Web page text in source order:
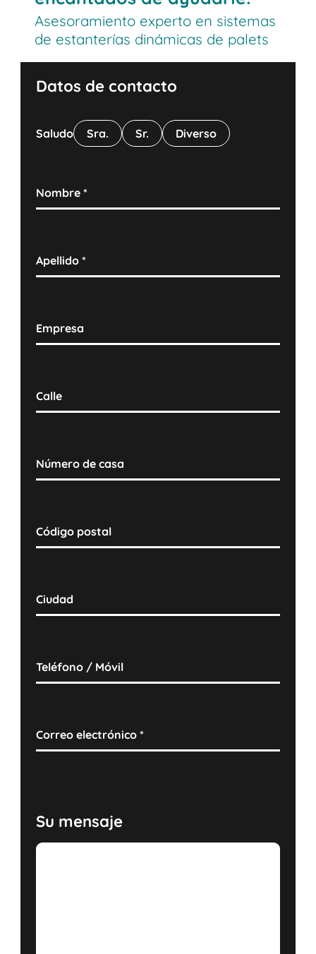
Asesoramiento experto en sistemas
de estanterías dinámicas de palets
Datos de contacto
Saludo Sra. Sr. Diverso
Nombre*
Apellido*
Empresa
Calle
Número de casa
Código postal
Ciudad
Teléfono / Móvil
Correo electrónico*
Su mensaje